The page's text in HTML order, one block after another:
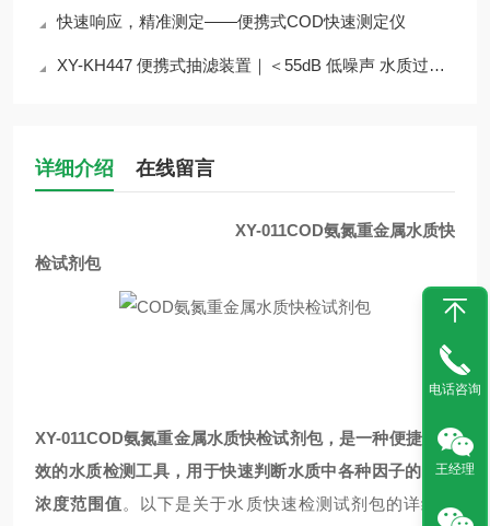
快速响应，精准测定——便携式COD快速测定仪
XY-KH447 便携式抽滤装置｜＜55dB 低噪声 水质过滤实验室外场设备介绍
详细介绍 在线留言
XY-011COD氨氮重金属水质快
检试剂包
XY-011COD氨氮重金属水质快检试剂包，是一种便捷、高
效的水质检测工具，用于快速判断水质中各种因子的含量
浓度范围值。以下是关于水质快速检测试剂包的详细介
电话咨询
王经理